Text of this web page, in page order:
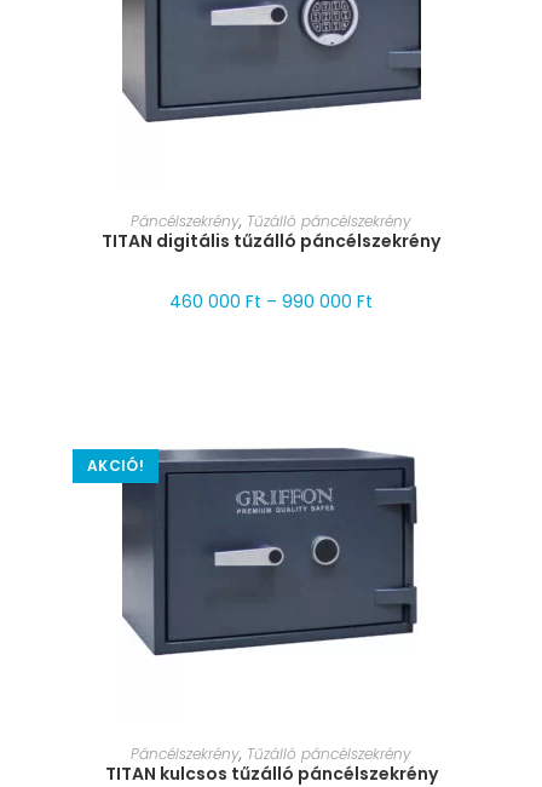
MÉRET VÁLASZTÁSA
Páncélszekrény, Tűzálló páncélszekrény
TITAN digitális tűzálló páncélszekrény
460 000 Ft – 990 000 Ft
AKCIÓ!
MÉRET VÁLASZTÁSA
Páncélszekrény, Tűzálló páncélszekrény
TITAN kulcsos tűzálló páncélszekrény